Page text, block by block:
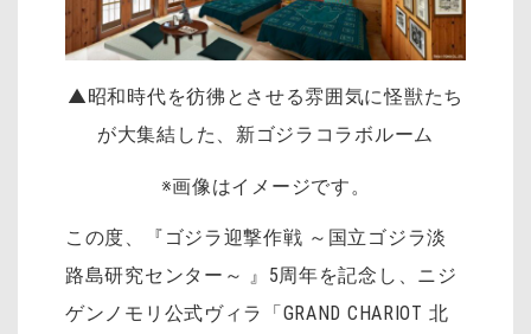
▲昭和時代を彷彿とさせる雰囲気に怪獣たち
が大集結した、新ゴジラコラボルーム
※画像はイメージです。
この度、『ゴジラ迎撃作戦 ～国立ゴジラ淡
路島研究センター～ 』5周年を記念し、ニジ
ゲンノモリ公式ヴィラ「GRAND CHARIOT 北